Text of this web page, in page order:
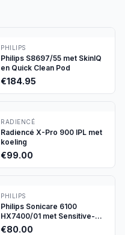
PHILIPS
Philips S8697/55 met SkinIQ
en Quick Clean Pod
€184.95
RADIENCÉ
Radiencé X-Pro 900 IPL met
koeling
€99.00
PHILIPS
Philips Sonicare 6100
HX7400/01 met Sensitive-
stand
€80.00